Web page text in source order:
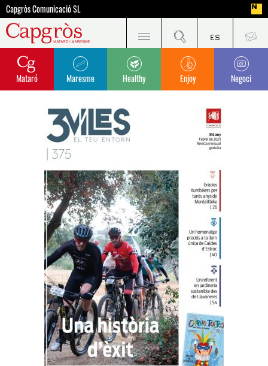
Capgròs Comunicació SL
Mataró Maresme Healthy Enjoy Negoci